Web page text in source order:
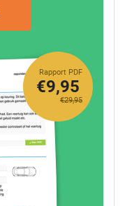
Rapport PDF
€29,95
€9,95